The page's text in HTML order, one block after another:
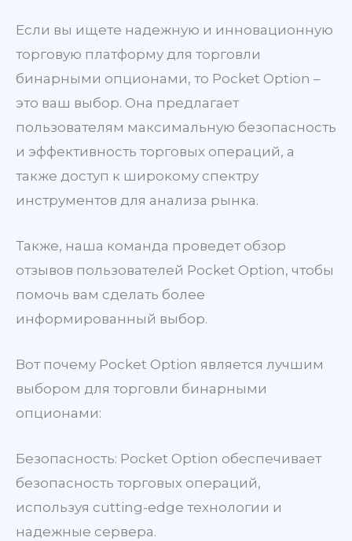
Если вы ищете надежную и инновационную
торговую платформу для торговли
бинарными опционами, то Pocket Option –
это ваш выбор. Она предлагает
пользователям максимальную безопасность
и эффективность торговых операций, а
также доступ к широкому спектру
инструментов для анализа рынка.
Также, наша команда проведет обзор
отзывов пользователей Pocket Option, чтобы
помочь вам сделать более
информированный выбор.
Вот почему Pocket Option является лучшим
выбором для торговли бинарными
опционами:
Безопасность: Pocket Option обеспечивает
безопасность торговых операций,
используя cutting-edge технологии и
надежные сервера.